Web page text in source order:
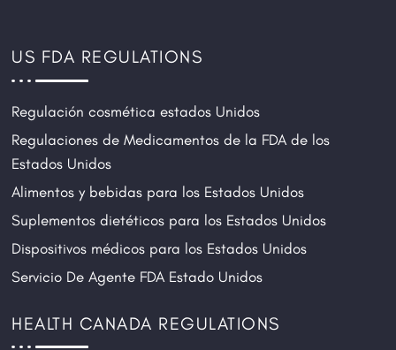
US FDA REGULATIONS
Regulación cosmética estados Unidos
Regulaciones de Medicamentos de la FDA de los
Estados Unidos
Alimentos y bebidas para los Estados Unidos
Suplementos dietéticos para los Estados Unidos
Dispositivos médicos para los Estados Unidos
Servicio De Agente FDA Estado Unidos
HEALTH CANADA REGULATIONS